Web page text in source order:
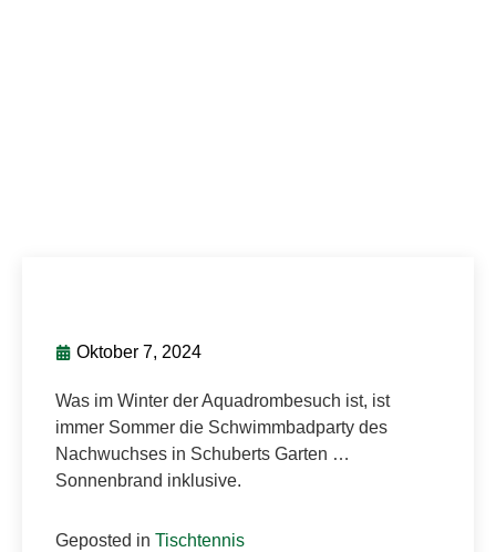
Oktober 7, 2024
Was im Winter der Aquadrombesuch ist, ist
immer Sommer die Schwimmbadparty des
Nachwuchses in Schuberts Garten …
Sonnenbrand inklusive.
Geposted in Tischtennis